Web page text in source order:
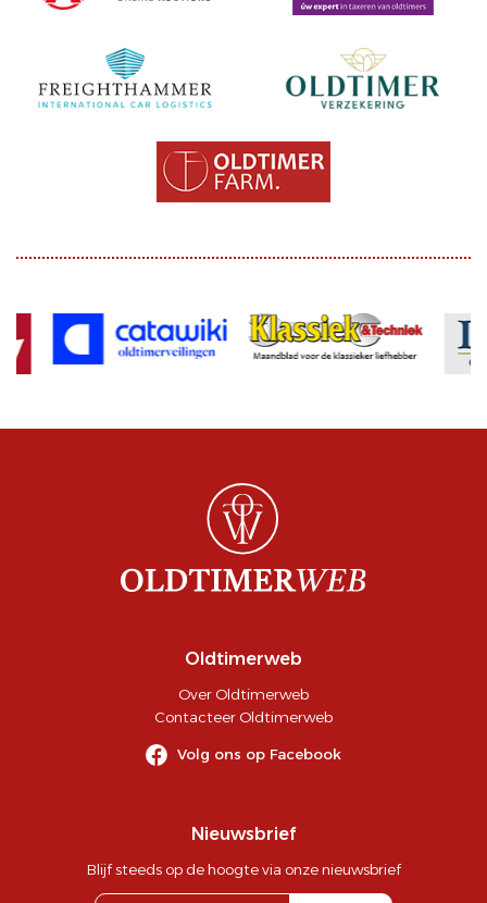
Oldtimerweb
Over Oldtimerweb
Contacteer Oldtimerweb
Volg ons op Facebook
Nieuwsbrief
Blijf steeds op de hoogte via onze nieuwsbrief